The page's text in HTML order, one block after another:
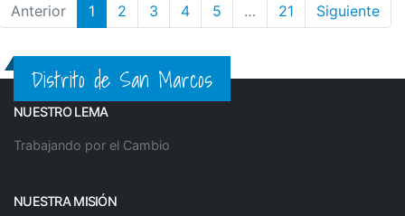
Anterior
1 2 3 4 5 … 21 Siguiente
Distrito de San Marcos
NUESTRO LEMA
Trabajando por el Cambio
NUESTRA MISIÓN